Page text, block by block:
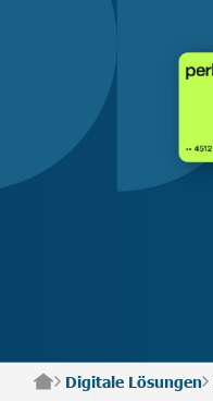
Digitale Lösungen